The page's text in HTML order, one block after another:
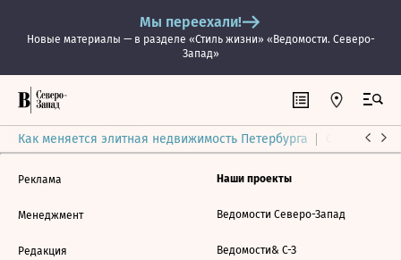
Мы переехали!
Новые материалы — в разделе «Стиль жизни» «Ведомости. Северо-
Запад»
Как меняется элитная недвижимость Петербурга Ситуация
Реклама
Менеджмент
Редакция
Наши проекты
Ведомости Северо-Запад
Ведомости& С-З